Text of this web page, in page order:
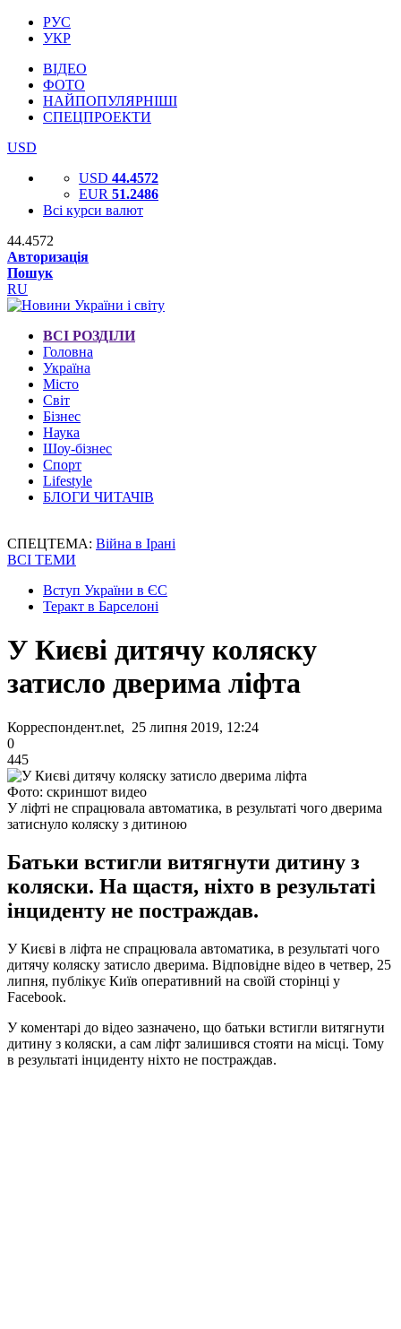
РУС
УКР
ВІДЕО
ФОТО
НАЙПОПУЛЯРНІШІ
СПЕЦПРОЕКТИ
USD
USD 44.4572
EUR 51.2486
Всі курси валют
44.4572
Авторизація
Пошук
RU
ВСІ РОЗДІЛИ
Головна
Україна
Місто
Світ
Бізнес
Наука
Шоу-бізнес
Спорт
Lifestyle
БЛОГИ ЧИТАЧІВ
СПЕЦТЕМА: Війна в Ірані
ВСІ ТЕМИ
Вступ України в ЄС
Теракт в Барселоні
У Києві дитячу коляску
затисло дверима ліфта
Корреспондент.net, 25 липня 2019, 12:24
0
445
Фото: скриншот видео
У ліфті не спрацювала автоматика, в результаті чого дверима
затиснуло коляску з дитиною
Батьки встигли витягнути дитину з
коляски. На щастя, ніхто в результаті
інциденту не постраждав.
У Києві в ліфта не спрацювала автоматика, в результаті чого
дитячу коляску затисло дверима. Відповідне відео в четвер, 25
липня, публікує Київ оперативний на своїй сторінці у
Facebook.
У коментарі до відео зазначено, що батьки встигли витягнути
дитину з коляски, а сам ліфт залишився стояти на місці. Тому
в результаті інциденту ніхто не постраждав.